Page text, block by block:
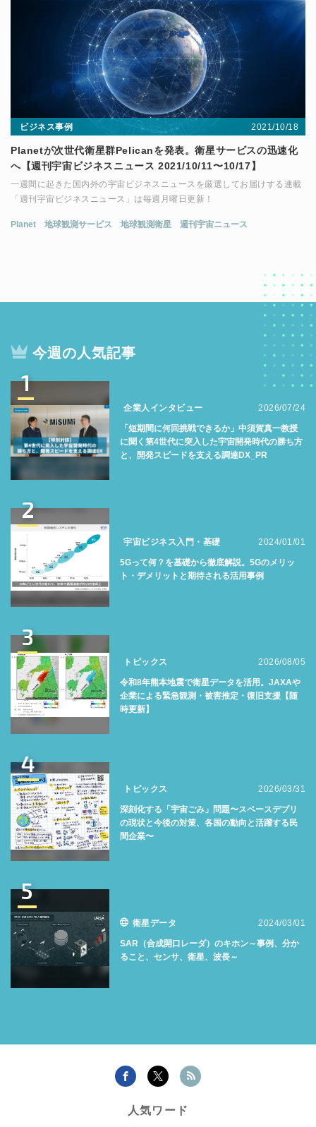
ビジネス事例 2021/10/18
Planetが次世代衛星群Pelicanを発表。衛星サービスの迅速化
へ【週刊宇宙ビジネスニュース 2021/10/11〜10/17】
一週間に起きた国内外の宇宙ビジネスニュースを厳選してお届けする連載
「週刊宇宙ビジネスニュース」は毎週月曜日更新！
Planet 地球観測サービス 地球観測衛星 週刊宇宙ニュース
今週の人気記事
1
企業人インタビュー 2026/07/24
「短期間に何回挑戦できるか」中須賀真一教授
に聞く第4世代に突入した宇宙開発時代の勝ち方
と、開発スピードを支える調達DX_PR
2
宇宙ビジネス入門・基礎 2024/01/01
5Gって何？を基礎から徹底解説。5Gのメリッ
ト・デメリットと期待される活用事例
3
トピックス 2026/08/05
令和8年熊本地震で衛星データを活用。JAXAや
企業による緊急観測・被害推定・復旧支援【随
時更新】
4
トピックス 2026/03/31
深刻化する「宇宙ごみ」問題〜スペースデブリ
の現状と今後の対策、各国の動向と活躍する民
間企業〜
5
衛星データ 2024/03/01
SAR（合成開口レーダ）のキホン～事例、分か
ること、センサ、衛星、波長～
人気ワード